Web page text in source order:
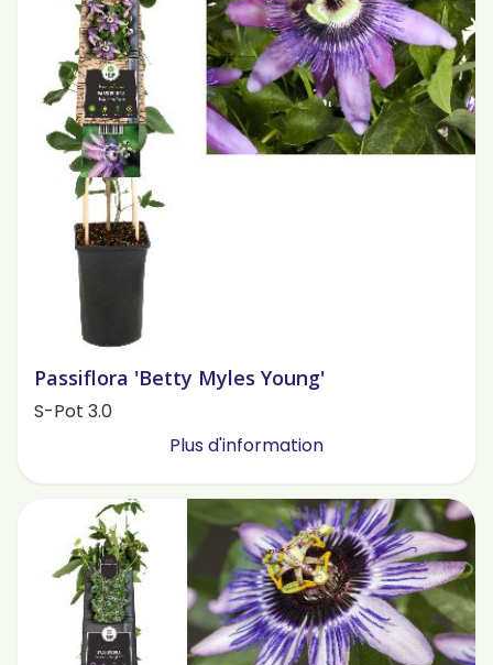
Passiflora 'Betty Myles Young'
S-Pot 3.0
Plus d'information